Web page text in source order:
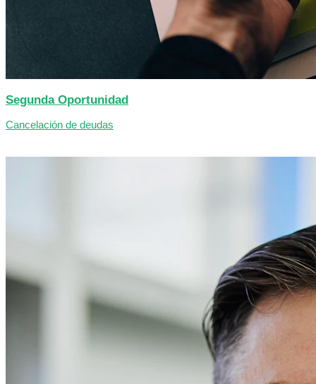
Segunda Oportunidad
Cancelación de deudas